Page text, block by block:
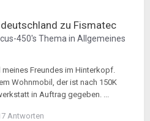
zu Fismatec
450's Thema in Allgemeines
Freundes im Hinterkopf.
Wohnmobil, der ist nach 150K
in Auftrag gegeben. ...
Antworten